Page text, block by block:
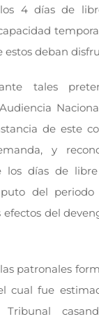
4 días de
estos deban
tales
de este
y
los días de libre
del periodo
del
patronales
cual fue